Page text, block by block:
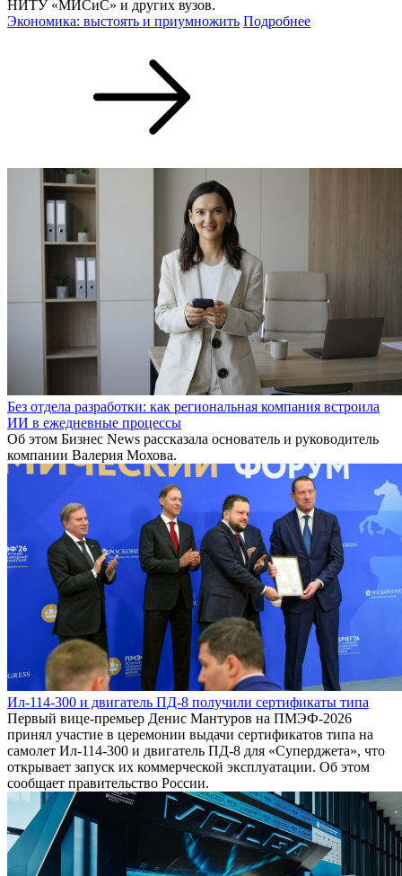
НИТУ «МИСиС» и других вузов.
Экономика: выстоять и приумножить Подробнее
Без отдела разработки: как региональная компания встроила
ИИ в ежедневные процессы
Об этом Бизнес News рассказала основатель и руководитель
компании Валерия Мохова.
Ил-114-300 и двигатель ПД-8 получили сертификаты типа
Первый вице-премьер Денис Мантуров на ПМЭФ-2026
принял участие в церемонии выдачи сертификатов типа на
самолет Ил-114-300 и двигатель ПД-8 для «Суперджета», что
открывает запуск их коммерческой эксплуатации. Об этом
сообщает правительство России.